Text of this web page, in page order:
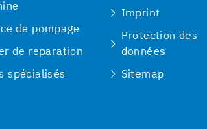
de pompage
de reparation
spécialisés
Imprint
Protection des
données
Sitemap